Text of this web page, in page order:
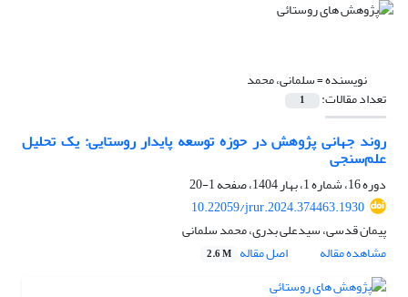
نویسنده =سلمانی، محمد
تعداد مقالات: 1
روند جهانی پژوهش در حوزه توسعه پایدار روستایی: یک تحلیل
علم‌سنجی
دوره 16، شماره 1، بهار 1404، صفحه
1-20
10.22059/jrur.2024.374463.1930
پیمان قدسی، سیدعلی بدری، محمد سلمانی
مشاهده مقاله
اصل مقاله 2.6 M